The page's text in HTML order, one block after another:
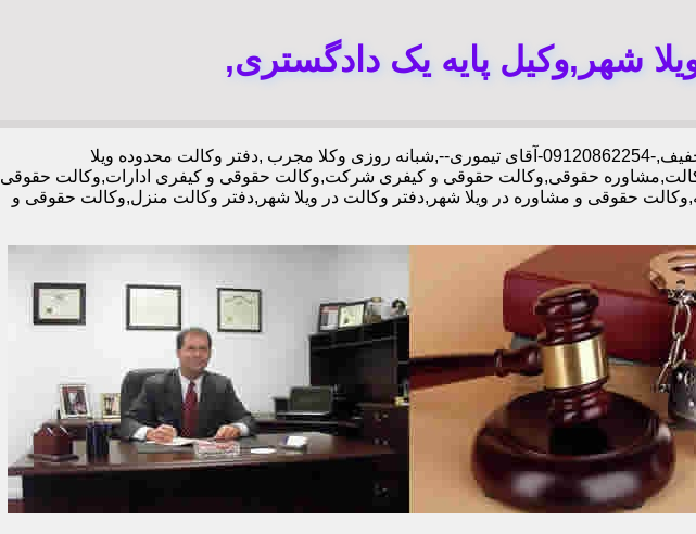
شهر,وکیل پایه یک دادگستری,
,دفتر وکالت محدوده ویلا
حقوقی,وکالت حقوقی و کیفری شرکت,وکالت حقوقی و کیفری ادارات,وکالت حقوقی
حقوقی و مشاوره در ویلا شهر,دفتر وکالت در ویلا شهر,دفتر وکالت منزل,وکالت حقوقی و